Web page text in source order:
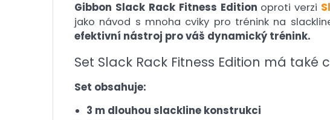
Gibbon Slack Rack Fitness Edition oproti verzi
jako návod s mnoha cviky pro trénink na
efektivní nástroj pro váš dynamický trénink.
Set Slack Rack Fitness Edition má také
Set obsahuje:
3 m dlouhou slackline konstrukci